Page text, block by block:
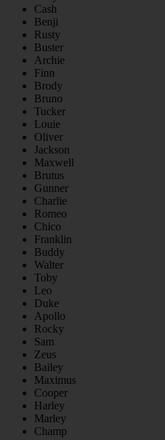
Cash
Benji
Rusty
Buster
Archie
Finn
Brody
Bruno
Tucker
Louie
Oliver
Jackson
Maxwell
Brutus
Gunner
Charlie
Romeo
Chico
Franklin
Buddy
Walter
Toby
Leo
Duke
Apollo
Rocky
Sam
Zeus
Bailey
Maximus
Cooper
Harley
Marley
Champ